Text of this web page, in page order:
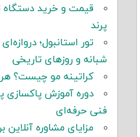
قیمت و خرید
پرند
تور استانبول؛
شبانه و روزهای تاریخی
کراتینه مو چیست؟ هر
دوره آموزش پاکسازی
فنی حرفه‌ای
مزایای مشاوره آنلاین